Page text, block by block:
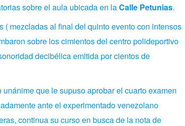
sobre el aula ubicada en laCalle Petunias.
mezcladas al final del quinto evento con intensos
sobre los cimientos del centro polideportivo
decibélica emitida por cientos de
que le supuso aprobar el cuarto examen
ante el experimentado venezolano
continua su curso en busca de la nota de